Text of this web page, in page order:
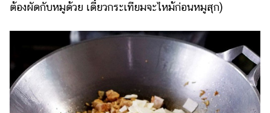
ต้องผัดกับหมูด้วย เดี๋ยวกระเทียมจะไหม้ก่อนหมูสุก)